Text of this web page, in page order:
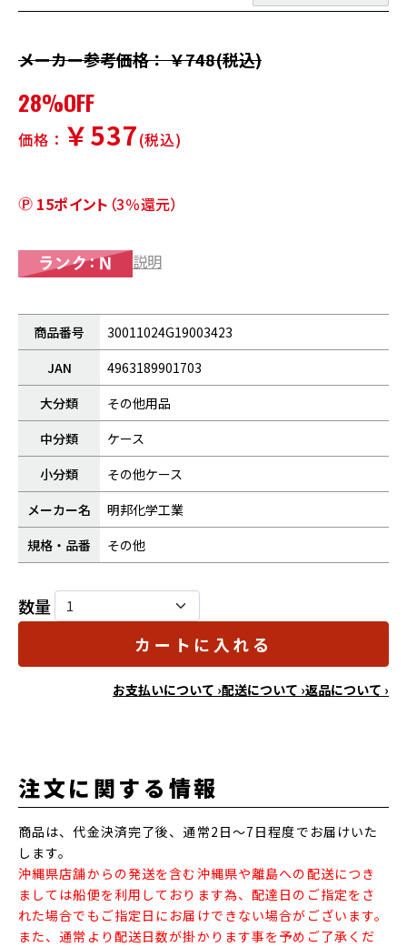
メーカー参考価格： ￥748(税込)
28%OFF
価格： ￥537(税込)
15ポイント （3％還元）
説明
商品番号
30011024G19003423
JAN
4963189901703
大分類
その他用品
中分類
ケース
小分類
その他ケース
メーカー名
明邦化学工業
規格・品番
その他
数量
カートに入れる
お支払いについて ›配送について ›返品について ›
注文に関する情報
商品は、代金決済完了後、通常2日～7日程度でお届けいた
します。
沖縄県店舗からの発送を含む沖縄県や離島への配送につき
ましては船便を利用しております為、配達日のご指定をさ
れた場合でもご指定日にお届けできない場合がございます。
また、通常より配送日数が掛かります事を予めご了承くだ